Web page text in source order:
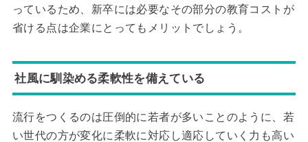
っているため、新卒には必要なその部分の教育コストが
省ける点は企業にとってもメリットでしょう。
社風に馴染める柔軟性を備えている
流行をつくるのは圧倒的に若者が多いことのように、若
い世代の方が変化に柔軟に対応し適応していく力も高い